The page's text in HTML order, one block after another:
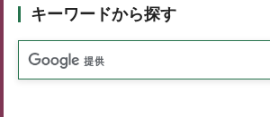
キーワードから探す